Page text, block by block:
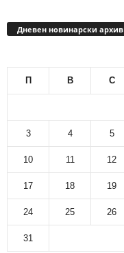
Дневен новинарски архив
П В С
3 4 5
10 11 12
17 18 19
24 25 26
31